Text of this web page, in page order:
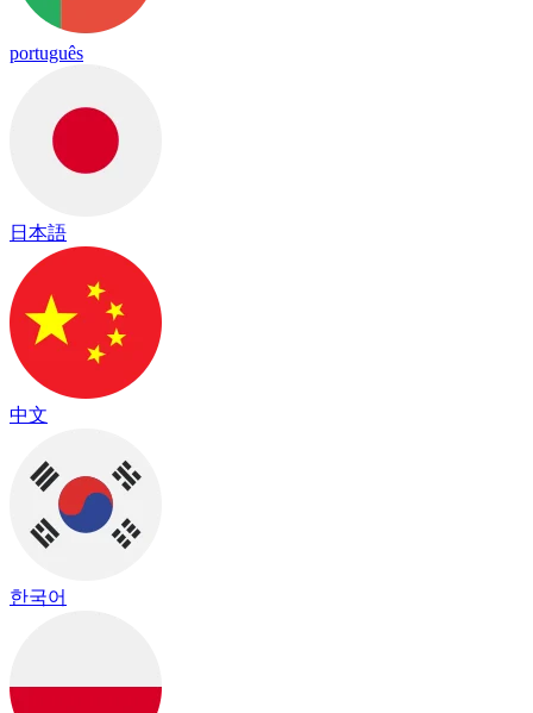
português
日本語
中文
한국어